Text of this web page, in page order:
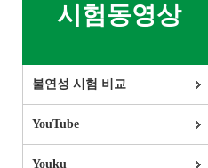
시험동영상
불연성 시험 비교
YouTube
Youku